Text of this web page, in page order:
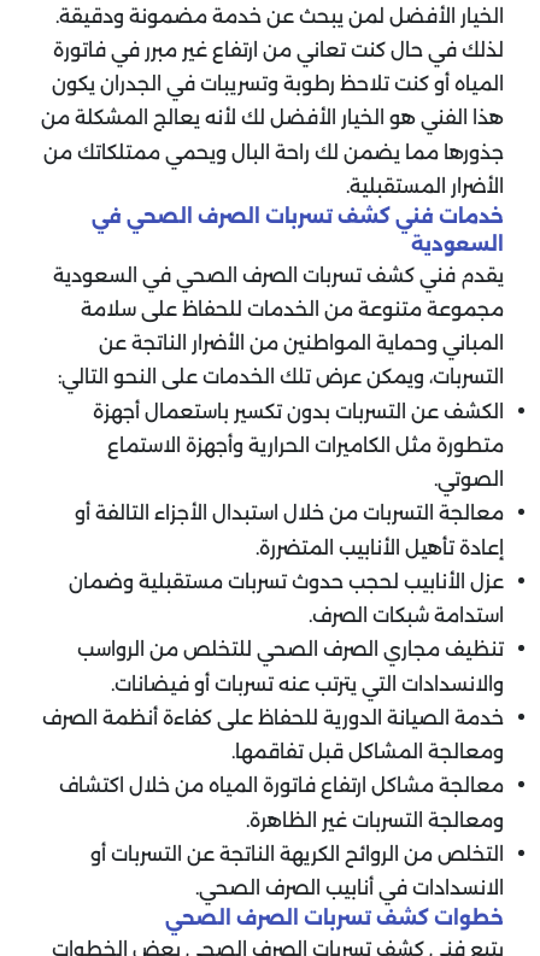
الخيار الأفضل لمن يبحث عن خدمة مضمونة ودقيقة.
لذلك في حال كنت تعاني من ارتفاع غير مبرر في فاتورة
المياه أو كنت تلاحظ رطوبة وتسريبات في الجدران يكون
هذا الفني هو الخيار الأفضل لك لأنه يعالج المشكلة من
جذورها مما يضمن لك راحة البال ويحمي ممتلكاتك من
الأضرار المستقبلية.
خدمات فني كشف تسربات الصرف الصحي في
السعودية
يقدم فني كشف تسربات الصرف الصحي في السعودية
مجموعة متنوعة من الخدمات للحفاظ على سلامة
المباني وحماية المواطنين من الأضرار الناتجة عن
التسربات، ويمكن عرض تلك الخدمات على النحو التالي:
الكشف عن التسربات بدون تكسير باستعمال أجهزة
متطورة مثل الكاميرات الحرارية وأجهزة الاستماع
الصوتي.
معالجة التسربات من خلال استبدال الأجزاء التالفة أو
إعادة تأهيل الأنابيب المتضررة.
عزل الأنابيب لحجب حدوث تسربات مستقبلية وضمان
استدامة شبكات الصرف.
تنظيف مجاري الصرف الصحي للتخلص من الرواسب
والانسدادات التي يترتب عنه تسربات أو فيضانات.
خدمة الصيانة الدورية للحفاظ على كفاءة أنظمة الصرف
ومعالجة المشاكل قبل تفاقمها.
معالجة مشاكل ارتفاع فاتورة المياه من خلال اكتشاف
ومعالجة التسربات غير الظاهرة.
التخلص من الروائح الكريهة الناتجة عن التسربات أو
الانسدادات في أنابيب الصرف الصحي.
خطوات كشف تسربات الصرف الصحي
يتبع فني كشف تسربات الصرف الصحي بعض الخطوات